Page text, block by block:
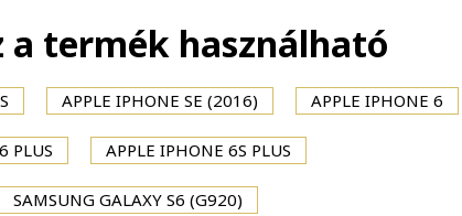
termék használható
APPLE IPHONE SE (2016) APPLE IPHONE 6
PLUS APPLE IPHONE 6S PLUS
SAMSUNG GALAXY S6 (G920)